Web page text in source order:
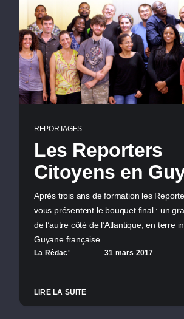
REPORTAGES
Les Reporters
Citoyens en
Après trois ans de formation les
vous présentent le bouquet final : un
de l’autre côté de l’Atlantique, en terre
Guyane française...
La Rédac' 31 mars 2017
LIRE LA SUITE